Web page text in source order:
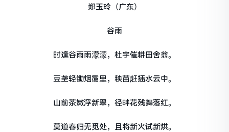
郑玉玲（广东）
谷雨
时逢谷雨雨濛濛，杜宇催耕田舍翁。
豆垄轻锄烟霭里，秧苗赶插水云中。
山前茶嫩浮新翠，径畔花残舞落红。
莫道春归无觅处，且将新火试新烘。